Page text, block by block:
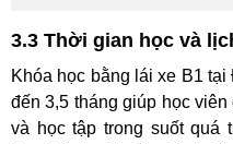
3.3 Thời gian học và
Khóa học bằng lái xe B1
đến 3,5 tháng giúp học
và học tập trong suốt quá